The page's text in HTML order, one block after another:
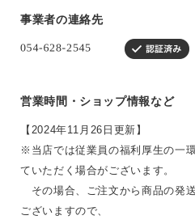
事業者の連絡先
営業時間・ショップ情報など
【2024年11月26日更新】
※当店では従業員の福利厚生の一
ていただく場合がございます。
その場合、ご注文から商品の発
ございますので、